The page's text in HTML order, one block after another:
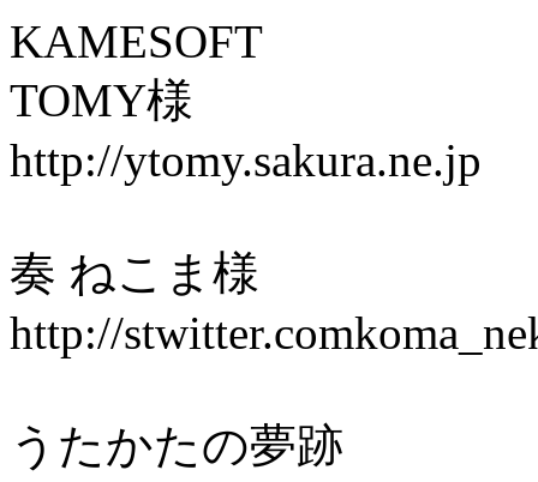
KAMESOFT
TOMY様
http://ytomy.sakura.ne.jp
奏 ねこま様
http://
うたかたの夢跡